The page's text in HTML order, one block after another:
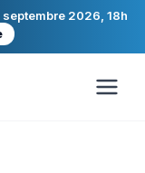
2026, 18h